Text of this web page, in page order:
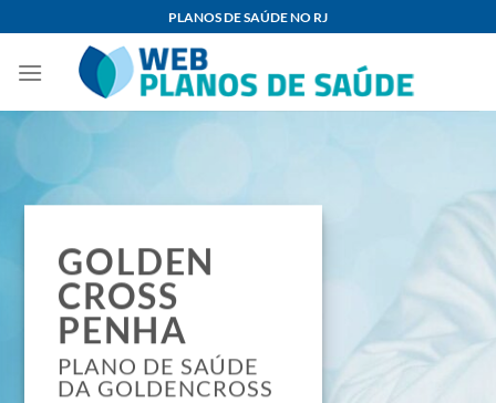
content
PLANOS DE SAÚDE NO RJ
GOLDEN
CROSS
PENHA
PLANO DE SAÚDE
DA GOLDENCROSS